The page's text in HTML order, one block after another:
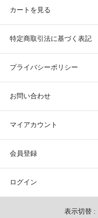
カートを見る
特定商取引法に基づく表記
プライバシーポリシー
お問い合わせ
マイアカウント
会員登録
ログイン
表示切替 :